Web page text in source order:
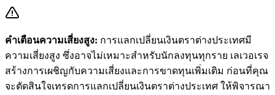
คำเตือนความเสี่ยงสูง: การแลกเปลี่ยนเงินตราต่างประเทศมี
ความเสี่ยงสูง ซึ่งอาจไม่เหมาะสำหรับนักลงทุนทุกราย เลเวอเรจ
สร้างการเผชิญกับความเสี่ยงและการขาดทุนเพิ่มเติม ก่อนที่คุณ
จะตัดสินใจเทรดการแลกเปลี่ยนเงินตราต่างประเทศ ให้พิจารณา